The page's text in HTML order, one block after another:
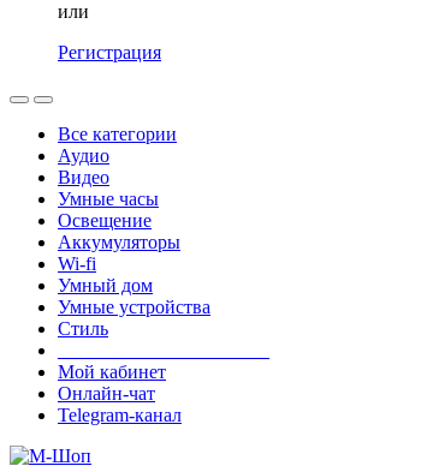
или
Регистрация
Все категории
Аудио
Видео
Умные часы
Освещение
Аккумуляторы
Wi-fi
Умный дом
Умные устройства
Стиль
Мой кабинет
Онлайн-чат
Telegram-канал